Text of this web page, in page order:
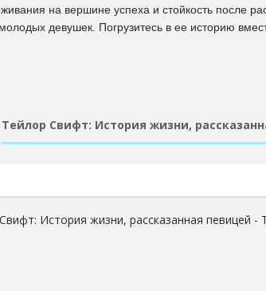
на вершине успеха и стойкость после
девушек. Погрузитесь в ее историю
Тейлор Свифт: История жизни,
История жизни, рассказанная певицей